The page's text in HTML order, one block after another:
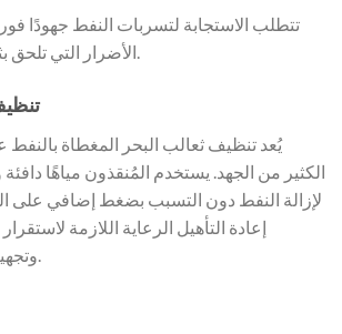
تتطلب الاستجابة لتسربات النفط جهودًا
الأضرار التي تلحق بثعالب البحر وموائلها.
يُعد تنظيف ثعالب البحر المغطاة
الكثير من الجهد. يستخدم المُنقذون مياهًا
لإزالة النفط دون التسبب بضغط إضافي على
إعادة التأهيل الرعاية اللازمة
وتجهيزه للعودة إلى البرية.